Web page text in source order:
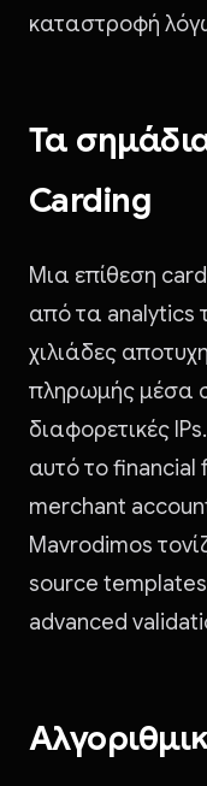
καταστροφή
Τα
Carding
Μια επίθεση
από τα analytics
χιλιάδες
πληρωμής μέσα
διαφορετικές
αυτό το financial
merchant
Mavrodimos
source
advanced